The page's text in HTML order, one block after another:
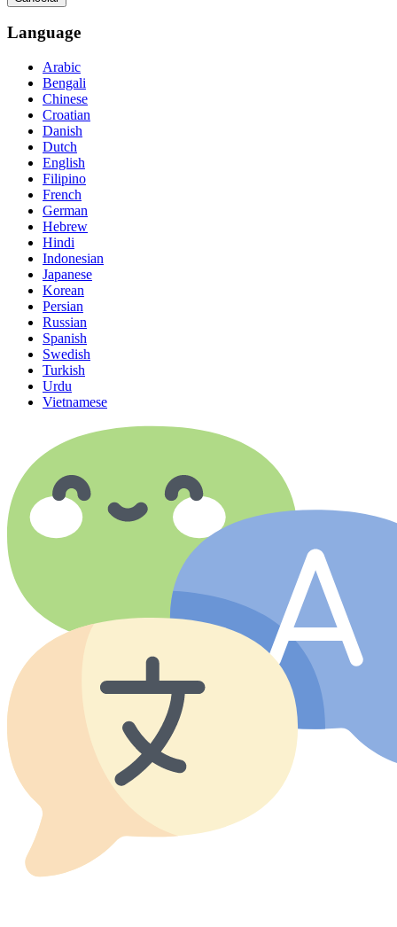
Language
Arabic
Bengali
Chinese
Croatian
Danish
Dutch
English
Filipino
French
German
Hebrew
Hindi
Indonesian
Japanese
Korean
Persian
Russian
Spanish
Swedish
Turkish
Urdu
Vietnamese